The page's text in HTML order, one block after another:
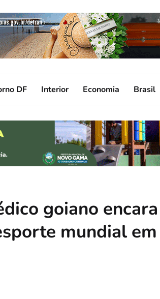
DF Interior Economia Brasil
goiano encara
mundial em